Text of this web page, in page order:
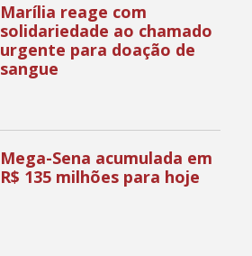
Marília reage com
solidariedade ao chamado
urgente para doação de
sangue
Mega-Sena acumulada em
R$ 135 milhões para hoje